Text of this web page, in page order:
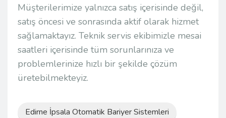
Müşterilerimize yalnızca satış içerisinde değil,
satış öncesi ve sonrasında aktif olarak hizmet
sağlamaktayız. Teknik servis ekibimizle mesai
saatleri içerisinde tüm sorunlarınıza ve
problemlerinize hızlı bir şekilde çözüm
üretebilmekteyiz.
Edirne İpsala Otomatik Bariyer Sistemleri